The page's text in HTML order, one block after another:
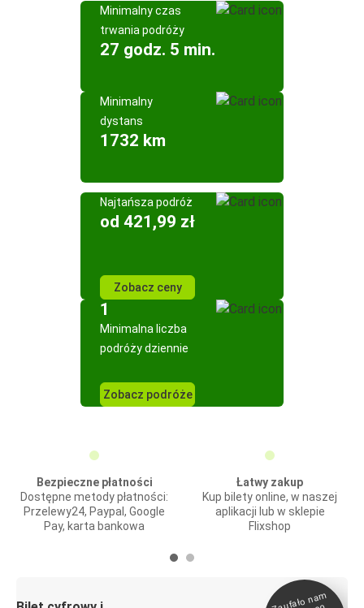
Minimalny czas
trwania podróży
27 godz. 5 min.
Minimalny
dystans
1732 km
Najtańsza podróż
od 421,99 zł
Zobacz ceny
1
Minimalna liczba
podróży dziennie
Zobacz podróże
Bezpieczne płatności
Dostępne metody płatności:
Przelewy24, Paypal, Google
Pay, karta bankowa
Łatwy zakup
Kup bilety online, w naszej
aplikacji lub w sklepie
Flixshop
Zaufało na
m
milionó
pasażeró